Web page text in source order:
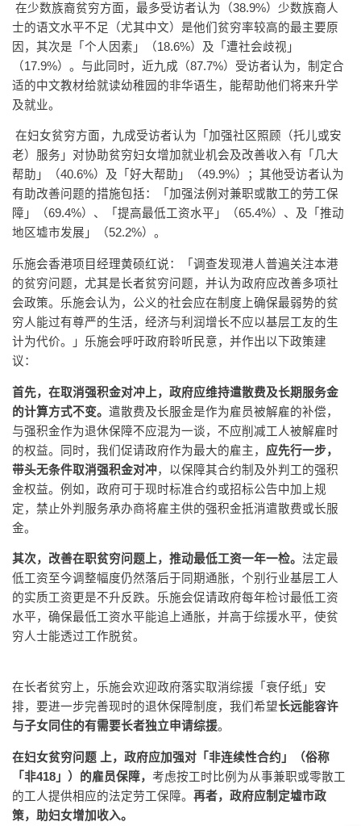
在少数族裔贫穷方面，最多受访者认为（38.9%）少数族裔人
士的语文水平不足（尤其中文）是他们贫穷率较高的最主要原
因，其次是「个人因素」（18.6%）及「遭社会歧视」
（17.9%）。与此同时，近九成（87.7%）受访者认为，制定合
适的中文教材给就读幼稚园的非华语生，能帮助他们将来升学
及就业。
在妇女贫穷方面，九成受访者认为「加强社区照顾（托儿或安
老）服务」对协助贫穷妇女增加就业机会及改善收入有「几大
帮助」（40.6%）及「好大帮助」（49.9%）；其他受访者认为
有助改善问题的措施包括：「加强法例对兼职或散工的劳工保
障」（69.4%）、「提高最低工资水平」（65.4%）、及「推动
地区墟市发展」（52.2%）。
乐施会香港项目经理黄硕红说：「调查发现港人普遍关注本港
的贫穷问题，尤其是长者贫穷问题，并认为政府应改善多项社
会政策。乐施会认为，公义的社会应在制度上确保最弱势的贫
穷人能过有尊严的生活，经济与利润增长不应以基层工友的生
计为代价。」乐施会呼吁政府聆听民意，并作出以下政策建
议：
首先，在取消强积金对冲上，政府应维持遣散费及长期服务金
的计算方式不变。 遣散费及长服金是作为雇员被解雇的补偿，
与强积金作为退休保障不应混为一谈，不应削减工人被解雇时
的权益。同时，我们促请政府作为最大的雇主， 应先行一步，
带头无条件取消强积金对冲，以保障其合约制及外判工的强积
金权益。例如，政府可于现时标准合约或招标公告中加上规
定，禁止外判服务承办商将雇主供的强积金抵消遣散费或长服
金。
其次，改善在职贫穷问题上，推动最低工资一年一检。 法定最
低工资至今调整幅度仍然落后于同期通胀，个别行业基层工人
的实质工资更是不升反跌。乐施会促请政府每年检讨最低工资
水平，确保最低工资水平能追上通胀，并高于综援水平，使贫
穷人士能透过工作脱贫。
在长者贫穷上，乐施会欢迎政府落实取消综援「衰仔纸」安
排，要进一步完善现时的退休保障制度，我们希望长远能容许
与子女同住的有需要长者独立申请综援。
在妇女贫穷问题 上，政府应加强对「非连续性合约 」 （俗称
「非418 」 ） 的雇员保障， 考虑按工时比例为从事兼职或零散工
的工人提供相应的法定劳工保障。 再者，政府应制定墟市政
策，助妇女增加收入。